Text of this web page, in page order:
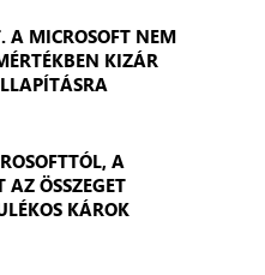
A MICROSOFT NEM
KIZÁR
A
AZ ÖSSZEGET
KÁROK